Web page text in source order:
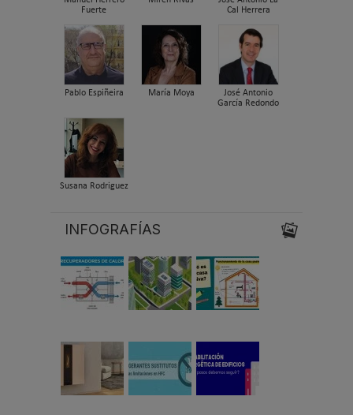
Fuerte
Cal Herrera
Pablo Espiñeira María Moya
José Antonio
García Redondo
Susana Rodriguez
INFOGRAFÍAS